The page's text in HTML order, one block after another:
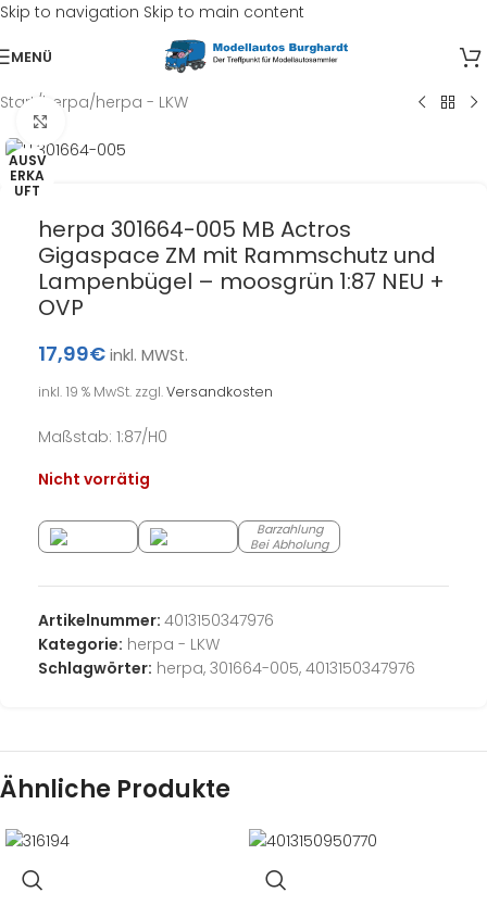
Skip to navigation Skip to main content
MENÜ
Start /herpa/herpa - LKW
AUSV
ERKA
UFT
herpa 301664-005 MB Actros
Gigaspace ZM mit Rammschutz und
Lampenbügel – moosgrün 1:87 NEU +
OVP
17,99€ inkl. MWSt.
inkl. 19 % MwSt. zzgl.Versandkosten
Maßstab: 1:87/H0
Nicht vorrätig
Barzahlung
Bei Abholung
Artikelnummer: 4013150347976
Kategorie: herpa - LKW
Schlagwörter: herpa, 301664-005, 4013150347976
Ähnliche Produkte